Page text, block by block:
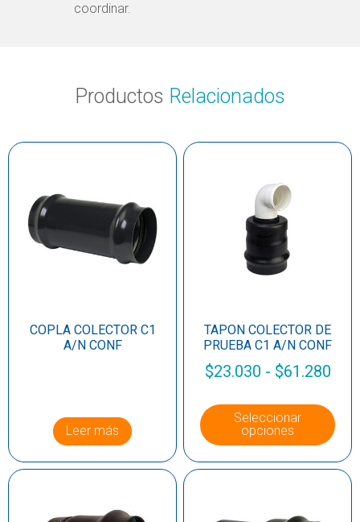
coordinar.
Productos Relacionados
COPLA COLECTOR C1
A/N CONF
Leer más
TAPON COLECTOR DE
PRUEBA C1 A/N CONF
$23.030 - $61.280
Seleccionar
opciones